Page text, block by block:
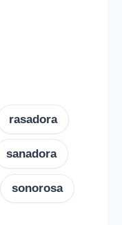
rasadora
sanadora
sonorosa